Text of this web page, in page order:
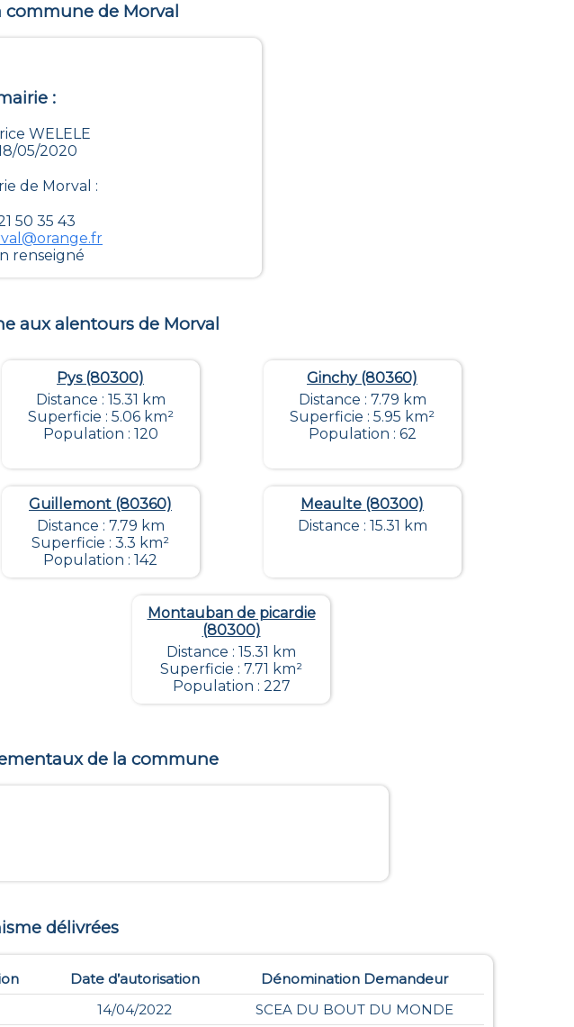
commune de Morval
:
WELELE
05/2020
de Morval :
50 35 43
renseigné
aux alentours de Morval
Pys (80300)
Distance : 15.31 km
Superficie : 5.06 km²
Population : 120
Ginchy (80360)
Distance : 7.79 km
Superficie : 5.95 km²
Population : 62
Guillemont (80360)
Distance : 7.79 km
Superficie : 3.3 km²
Population : 142
Meaulte (80300)
Distance : 15.31 km
Montauban de picardie
(80300)
Distance : 15.31 km
Superficie : 7.71 km²
Population : 227
de la commune
délivrées
Date d’autorisation
Dénomination Demandeur
14/04/2022
SCEA DU BOUT DU MONDE